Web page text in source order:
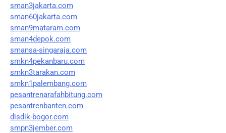
sman3jakarta.com
sman60jakarta.com
sman9mataram.com
sman4depok.com
smansa-singaraja.com
smkn4pekanbaru.com
smkn3tarakan.com
smkn1palembang.com
pesantrenarafahbitung.com
pesantrenbanten.com
disdik-bogor.com
smpn3jember.com